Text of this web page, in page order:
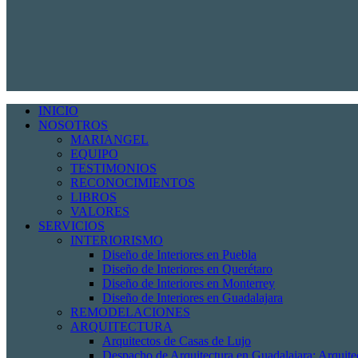
INICIO
NOSOTROS
MARIANGEL
EQUIPO
TESTIMONIOS
RECONOCIMIENTOS
LIBROS
VALORES
SERVICIOS
INTERIORISMO
Diseño de Interiores en Puebla
Diseño de Interiores en Querétaro
Diseño de Interiores en Monterrey
Diseño de Interiores en Guadalajara
REMODELACIONES
ARQUITECTURA
Arquitectos de Casas de Lujo
Despacho de Arquitectura en Guadalajara: